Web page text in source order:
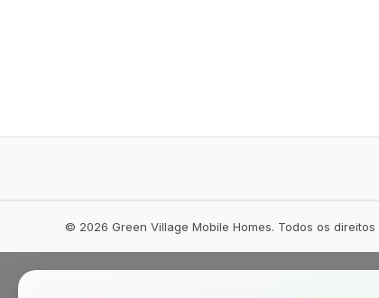
© 2026 Green Village Mobile Homes. Todos os